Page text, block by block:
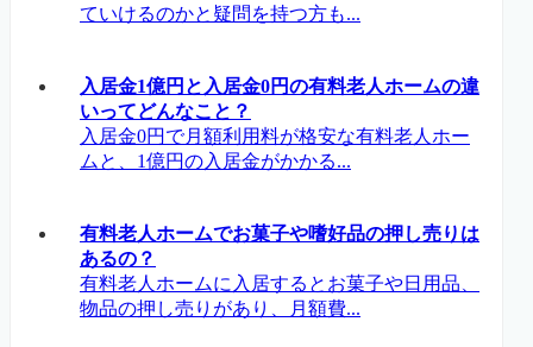
ていけるのかと疑問を持つ方も...
入居金1億円と入居金0円の有料老人ホームの違
いってどんなこと？
入居金0円で月額利用料が格安な有料老人ホー
ムと、1億円の入居金がかかる...
有料老人ホームでお菓子や嗜好品の押し売りは
あるの？
有料老人ホームに入居するとお菓子や日用品、
物品の押し売りがあり、月額費...